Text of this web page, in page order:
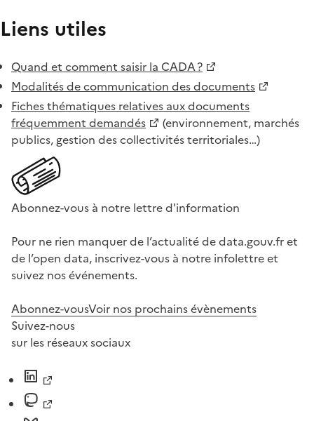
Liens utiles
Quand et comment saisir la CADA ?
Modalités de communication des documents
Fiches thématiques relatives aux documents
fréquemment demandés
(environnement, marchés
publics, gestion des collectivités territoriales…)
Abonnez-vous à notre lettre d'information
Pour ne rien manquer de l’actualité de data.gouv.fr et
de l’open data, inscrivez-vous à notre infolettre et
suivez nos événements.
Abonnez-vousVoir nos prochains évènements
Suivez-nous
sur les réseaux sociaux